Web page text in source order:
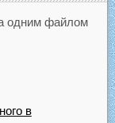
одним файлом
в